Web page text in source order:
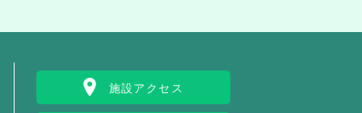
施設アクセス